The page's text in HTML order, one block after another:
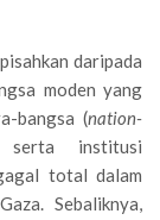
daripada
moden yang
bangsa (nation-
serta institusi
total dalam
Sebaliknya,